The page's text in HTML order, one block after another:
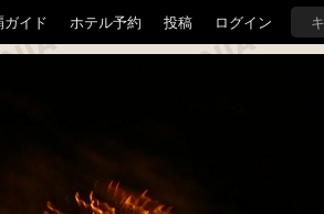
ガイド ホテル予約 投稿 ログイン